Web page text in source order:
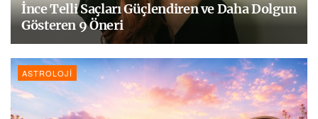
İnce Telli Saçları Güçlendiren ve Daha Dolgun
Gösteren 9 Öneri
ASTROLOJI